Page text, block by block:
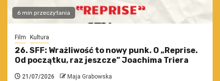
6 min przeczytania
Film Kultura
26. SFF: Wrażliwość to nowy punk. O „Reprise.
Od początku, raz jeszcze” Joachima Triera
21/07/2026 Maja Grabowska